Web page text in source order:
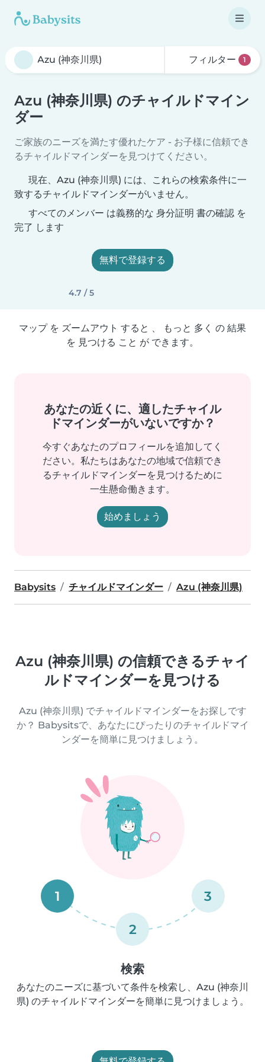
フィルター 1
Azu (神奈川県) のチャイルドマイン
ダー
ご家族のニーズを満たす優れたケア - お子様に信頼でき
るチャイルドマインダーを見つけてください。
現在、Azu (神奈川県) には、これらの検索条件に一
致するチャイルドマインダーがいません。
すべてのメンバー は義務的な 身分証明 書の確認 を
完了 します
無料で登録する
4.7 / 5
マップ を ズームアウト すると 、 もっと 多く の 結果
を 見つける こと が できます。
あなたの近くに、適したチャイル
ドマインダーがいないですか？
今すぐあなたのプロフィールを追加してく
ださい。私たちはあなたの地域で信頼でき
るチャイルドマインダーを見つけるために
一生懸命働きます。
始めましょう
Babysits チャイルドマインダー Azu (神奈川県)
Azu (神奈川県) の信頼できるチャイ
ルドマインダーを見つける
Azu (神奈川県) でチャイルドマインダーをお探しです
か？ Babysitsで、あなたにぴったりのチャイルドマイ
ンダーを簡単に見つけましょう。
1
2
3
検索
あなたのニーズに基づいて条件を検索し、Azu (神奈川
県) のチャイルドマインダーを簡単に見つけましょう。